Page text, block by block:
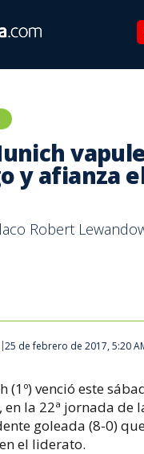
y afianza
Robert
25 de febrero de 2017, 5:20
(1º) venció este
en la 22ª jornada de
goleada (8-0)
el liderato.